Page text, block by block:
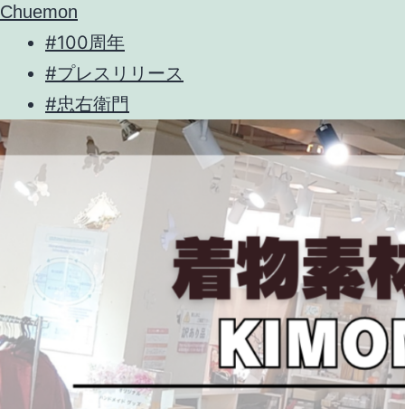
Chuemon
#100周年
#プレスリリース
#忠右衛門